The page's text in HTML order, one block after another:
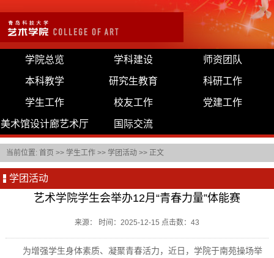
学院总览 学科建设 师资团队
本科教学 研究生教育 科研工作
学生工作 校友工作 党建工作
美术馆设计廊艺术厅 国际交流
当前位置: 首页 >> 学生工作 >> 学团活动 >> 正文
学团活动
艺术学院学生会举办12月“青春力量”体能赛
来源： 时间：2025-12-15 点击数： 43
为增强学生身体素质、凝聚青春活力，近日，学院于南苑操场举